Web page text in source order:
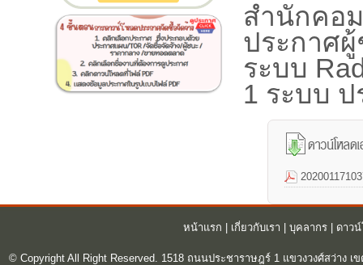
สำนักคอ
ประกาศผู้
ระบบ
1 ระบบ
หน้าแรก เกี่ยวกับเรา บุคลากร| ดาว
© Copyright All Right Reserved. 1518 ถนนประชาราษฎร์ 1 แขวงวงศ์สว่าง